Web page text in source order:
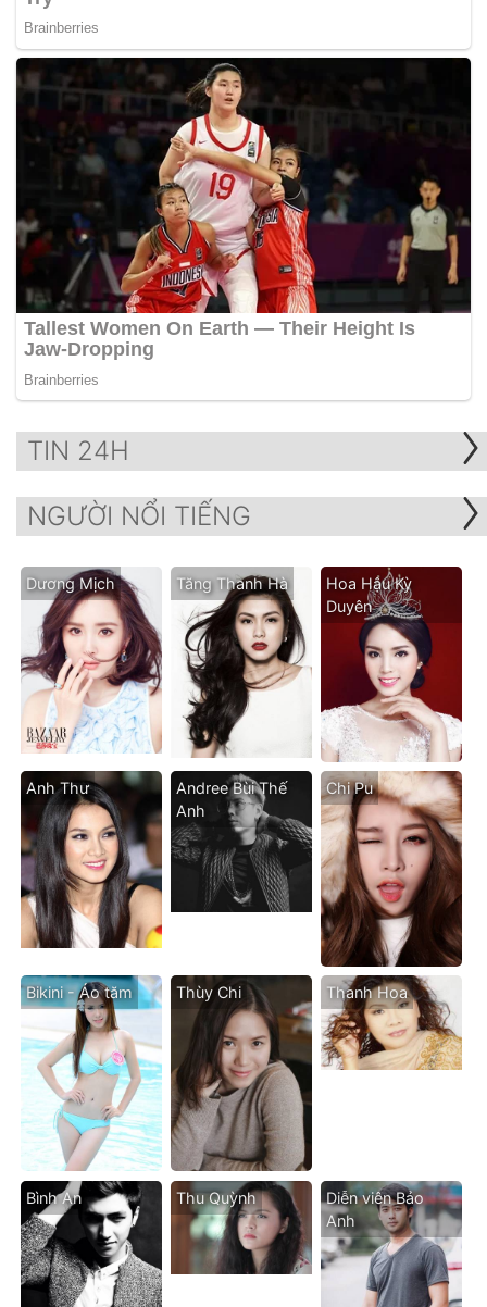
TIN 24H
NGƯỜI NỔI TIẾNG
Dương Mịch Tăng Thanh Hà
Hoa Hậu Kỳ
Duyên
Anh Thư
Andree Bùi Thế
Anh
Chi Pu
Bikini - Áo tăm Thùy Chi Thanh Hoa
Bình An Thu Quỳnh
Diễn viên Bảo
Anh